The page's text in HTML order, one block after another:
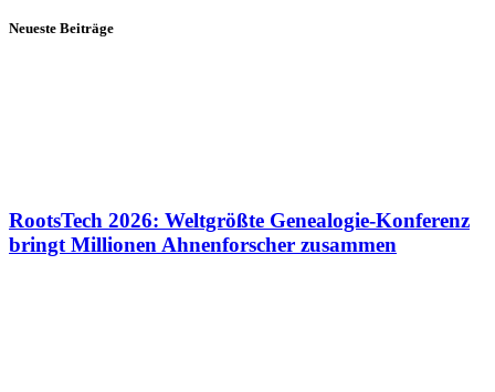
Neueste Beiträge
RootsTech 2026: Weltgrößte Genealogie-Konferenz
bringt Millionen Ahnenforscher zusammen